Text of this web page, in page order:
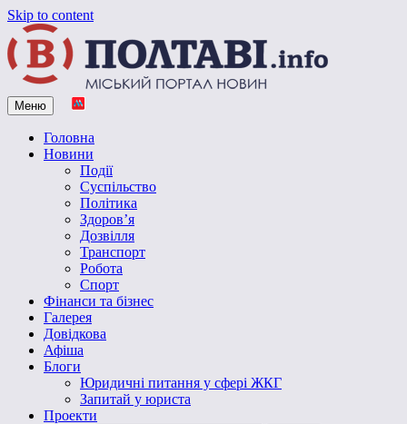
Skip to content
Vpoltave.info
Полтавський портал новин
Меню
Головна
Новини
Події
Суспільство
Політика
Здоров’я
Дозвілля
Транспорт
Робота
Спорт
Фінанси та бізнес
Галерея
Довідкова
Афіша
Блоги
Юридичні питання у сфері ЖКГ
Запитай у юриста
Проекти